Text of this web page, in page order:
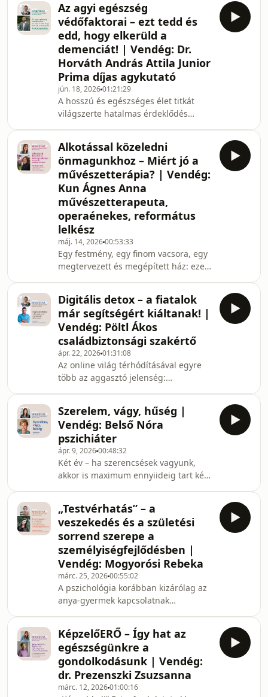
Munkavállalóként, szülőként, de a
társadalomért felelősséget vállaló
emberként is érintettek vagyunk
abban a kérdésben, milyen
következményei lehetnek annak, ha
nemcsak kiaknázzuk a mesterséges
intelligenciában rejlő lehetőségeket,
hanem életünk fontos kérdéseinek
megválas
Az agyi egészség
védőfaktorai – ezt tedd és
edd, hogy elkerüld a
demenciát! | Vendég: Dr.
Horváth András Attila Junior
Prima díjas agykutató
jún. 18, 202601:21:29
A hosszú és egészséges élet titkát
világszerte hatalmas érdeklődés
és arról is, hogy 40 fölött miért
kulcskérdés az izomépítés. De vajon
mi köze mindennek az agyunk
egészségéhez? Az időskori mentális
leépüléssel, demenciával
diagnosztizált betegek száma ma
Magyarországon kb. 250 ezer, de az
ápolásban részt vevő családtagokkal e
Alkotással közeledni
önmagunkhoz – Miért jó a
művészetterápia? | Vendég:
Kun Ágnes Anna
művészetterapeuta,
operaénekes, református
lelkész
máj. 14, 202600:53:33
Egy festmény, egy finom vacsora, egy
megtervezett és megépített ház: ezek
odavezető út, a képzelet és annak
megvalósítása még nagyobb
jelentőségű. Az alkotás önismereti
úton is segíthet minket, de
gyógyíthatja is a lelkünket. A
művészetterápia hatásairól,
gyakorlatáról és az alkotás
ajándékairól szól a Spiritusz adása,
amelynek
Digitális detox – a fiatalok
már segítségért kiáltanak! |
Vendég: Pöltl Ákos
családbiztonsági szakértő
ápr. 22, 202601:31:08
Az online világ térhódításával egyre
több az aggasztó jelenség:
kongatják a vészharangot, de vajon
elég komolyan vesszük-e, értjük-e,
hogy mi történik pontosan?Korábban
a figyelmünkre, ma már az
érzéseinkre is vadásznak az ebből
gigaprofitot termelő technológiai
cégek. Hogyan? Ha ezt megértjük,
könnyebb lesz rálépni a digit
Szerelem, vágy, hűség |
Vendég: Belső Nóra
pszichiáter
ápr. 9, 202600:48:32
Két év – ha szerencsések vagyunk,
akkor is maximum ennyiideig tart két
átéljükóvodáskorunkban, kamaszként,
felnőttként, de akár idősen is
eltalálhat minketÁmor nyila – maga az
érzés mindig nagyon hasonló.Ránk
találhat magányosan, de akár úgy is,
hogy márpárkapcsolatban élünk;
tulajdonképpen a véletlen műve. Az
viszont már rajtunk múlik, mit kezdü
„Testvérhatás” – a
veszekedés és a születési
sorrend szerepe a
személyiségfejlődésben |
Vendég: Mogyorósi Rebeka
márc. 25, 202600:55:02
A pszichológia korábban kizárólag az
anya-gyermek kapcsolatnak
Úgy gondolták a kutatók, hogy ez az
érzelmi kötelék az, amely a
személyiség formálódását leginkább
meghatározza, az apához, a
testvérekhez fűződő viszony pedig
jóval kevesebb figyelmet kapott. Ma
KépzelőERŐ – Így hat az
egészségünkre a
gondolkodásunk | Vendég:
dr. Prezenszki Zsuzsanna
márc. 12, 202601:00:16